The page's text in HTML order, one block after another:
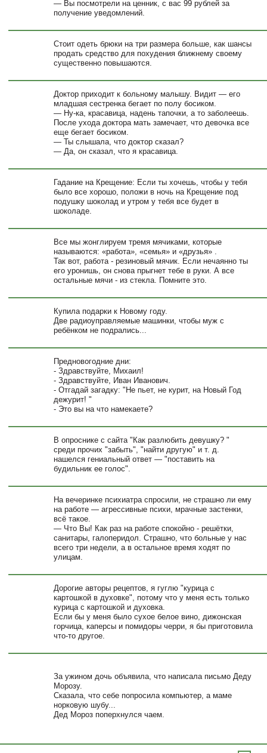
— Вы посмотрели на ценник, с вас 99 рублей за
получение уведомлений.
Стоит одеть брюки на три размера больше, как шансы
продать средство для похудения ближнему своему
существенно повышаются.
Доктор приходит к больному малышу. Видит — его
младшая сестренка бегает по полу босиком.
— Ну-ка, красавица, надень тапочки, а то заболеешь.
После ухода доктора мать замечает, что девочка все
еще бегает босиком.
— Ты слышала, что доктор сказал?
— Да, он сказал, что я красавица.
Гадание на Крещение: Если ты хочешь, чтобы у тебя
было все хорошо, положи в ночь на Крещение под
подушку шоколад и утром у тебя все будет в
шоколаде.
Все мы жонглируем тремя мячиками, которые
называются: «работа», «семья» и «друзья» .
Так вот, работа - резиновый мячик. Если нечаянно ты
его уронишь, он снова прыгнет тебе в руки. А все
остальные мячи - из стекла. Помните это.
Купила подарки к Новому году.
Две радиоуправляемые машинки, чтобы муж с
ребёнком не подрались...
Предновогодние дни:
- Здравствуйте, Михаил!
- Здравствуйте, Иван Иванович.
- Отгадай загадку: "Не пьет, не курит, на Новый Год
дежурит! "
- Это вы на что намекаете?
В опроснике с сайта "Как разлюбить девушку? "
среди прочих "забыть", "найти другую" и т. д.
нашелся гениальный ответ — "поставить на
будильник ее голос".
На вечеринке психиатра спросили, не страшно ли ему
на работе — агрессивные психи, мрачные застенки,
всё такое.
— Что Вы! Как раз на работе спокойно - решётки,
санитары, галоперидол. Страшно, что больные у нас
всего три недели, а в остальное время ходят по
улицам.
Дорогие авторы рецептов, я гуглю "курица с
картошкой в духовке", потому что у меня есть только
курица с картошкой и духовка.
Если бы у меня было сухое белое вино, дижонская
горчица, каперсы и помидоры черри, я бы приготовила
что-то другое.
За ужином дочь объявила, что написала письмо Деду
Морозу.
Сказала, что себе попросила компьютер, а маме
норковую шубу...
Дед Мороз поперхнулся чаем.